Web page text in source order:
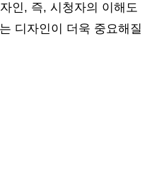
인, 즉, 시청자의 이해도
디자인이 더욱 중요해질